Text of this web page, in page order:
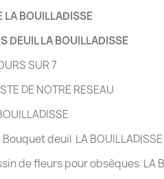
LA BOUILLADISSE
DEUIL LA BOUILLADISSE
SUR 7
DE NOTRE RESEAU
deuil LA
de fleurs pour obsèques LA